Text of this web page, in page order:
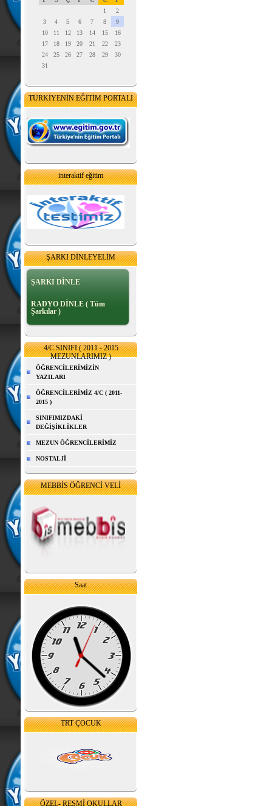
1
2
3
4 5 6 7 8
9
10
11 12 13 14 15
16
17
18 19 20 21 22
23
24
25 26 27 28 29
30
31
TÜRKİYENİN EĞİTİM PORTALI
interaktif eğitim
ŞARKI DİNLEYELİM
ŞARKI DİNLE
RADYO DİNLE ( Tüm
Şarkılar )
4/C SINIFI ( 2011 - 2015
MEZUNLARIMIZ )
ÖĞRENCİLERİMİZİN
YAZILARI
ÖĞRENCİLERİMİZ 4/C ( 2011-
2015 )
SINIFIMIZDAKİ
DEĞİŞİKLİKLER
MEZUN ÖĞRENCİLERİMİZ
NOSTALJİ
MEBBİS ÖĞRENCİ VELİ
Saat
TRT ÇOCUK
ÖZEL- RESMİ OKULLAR